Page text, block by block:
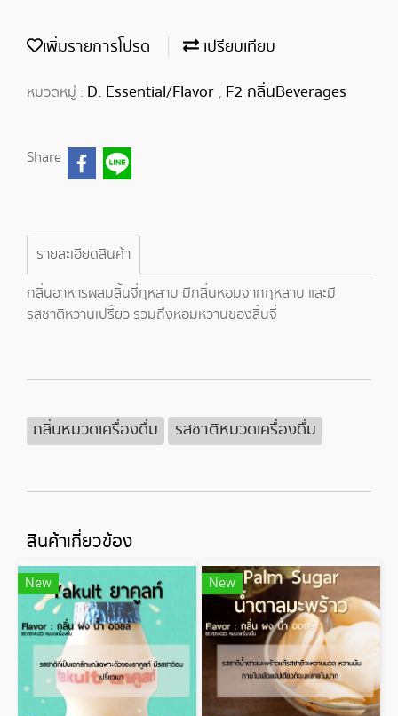
เพิ่มรายการโปรด เปรียบเทียบ
หมวดหมู่ : D. Essential/Flavor , F2 กลิ่นBeverages
Share
รายละเอียดสินค้า
กลิ่นอาหารผสมลิ้นจี่กุหลาบ มีกลิ่นหอมจากกุหลาบ และมี
รสชาติหวานเปรี้ยว รวมถึงหอมหวานของลิ้นจี่
กลิ่นหมวดเครื่องดื่ม รสชาติหมวดเครื่องดื่ม
สินค้าเกี่ยวข้อง
New New